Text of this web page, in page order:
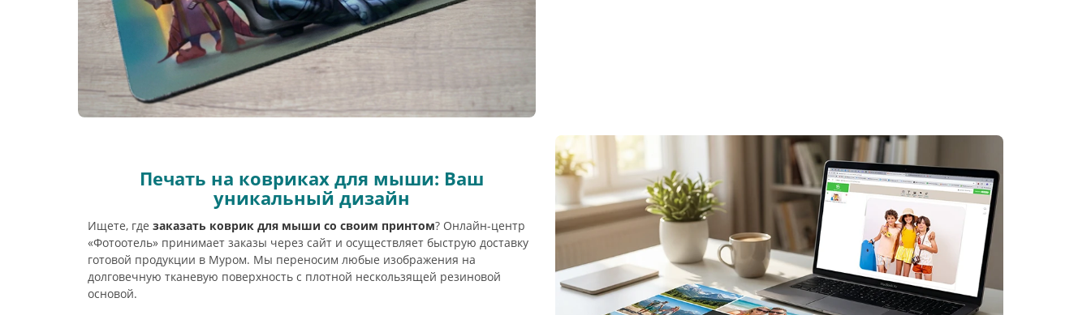
Печать на ковриках для мыши: Ваш
уникальный дизайн
Ищете, где заказать коврик для мыши со своим принтом? Онлайн-центр
«Фотоотель» принимает заказы через сайт и осуществляет быструю доставку
готовой продукции в Муром. Мы переносим любые изображения на
долговечную тканевую поверхность с плотной нескользящей резиновой
основой.